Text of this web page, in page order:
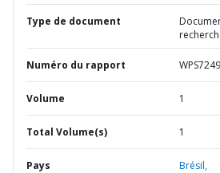
Type de document
Numéro du rapport WPS7249
Volume 1
Total Volume(s) 1
Pays Brésil,